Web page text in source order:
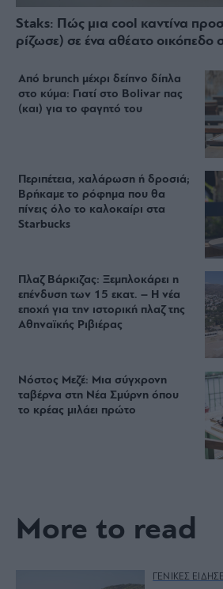
Staks: Πώς μια cool καντίνα
ρίζωσε) σε ένα αθέατο οικόπεδο
Από brunch μέχρι δείπνο δίπλα
στο κύμα: Γιατί στο Bolivar πας
(και) για το φαγητό του
Περιπέτεια, χαλάρωση ή δροσιά;
Βρήκαμε το ρόφημα που θα
πίνεις όλο το καλοκαίρι στα
Starbucks
Πλαζ Βάρκιζας: Ξεμπλοκάρει η
επένδυση των 15 εκατ. – Η νέα
εποχή για την ιστορική πλαζ της
Αθηναϊκής Ριβιέρας
Νόστος Μεζέ: Μια σύγχρονη
ταβέρνα στη Νέα Σμύρνη όπου
το κρέας μιλάει πρώτο
More to read
ΓΕΝΙΚΕΣ